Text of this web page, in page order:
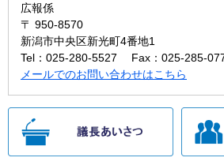
広報係
〒 950-8570
新潟市中央区新光町4番地1
Tel：025-280-5527
Fax：025-285-
メールでのお問い合わせはこちら